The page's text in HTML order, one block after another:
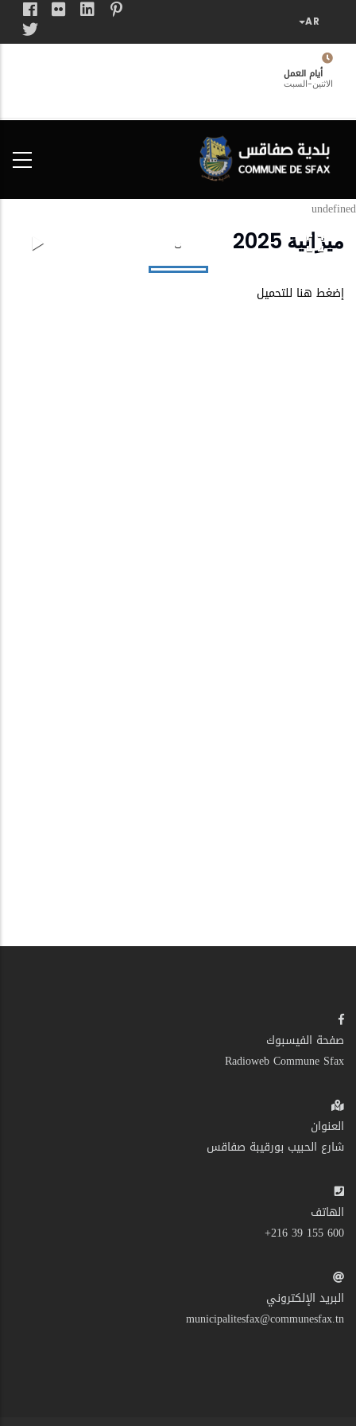
المحتوى
الرئيسيأيام العمل
الاثنين-السبت
undefined
ميزانية 2025
إضغط هنا للتحميل
صفحة الفيسبوك
Radioweb Commune Sfax
العنوان
شارع الحبيب بورقيبة صفاقس
الهاتف
600 155 39 216+
البريد الإلكتروني
municipalitesfax@communesfax.tn